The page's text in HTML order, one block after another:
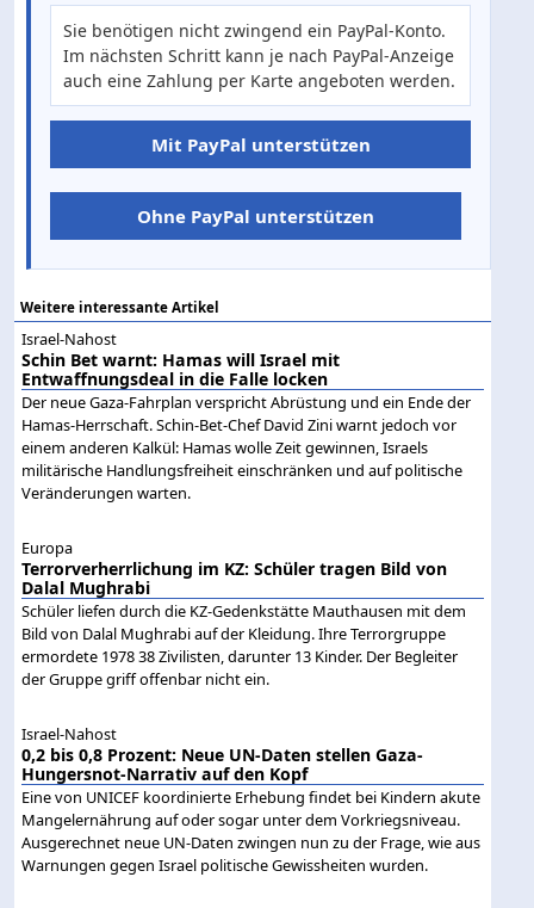
Sie benötigen nicht zwingend ein PayPal-Konto.
Im nächsten Schritt kann je nach PayPal-Anzeige
auch eine Zahlung per Karte angeboten werden.
Mit PayPal unterstützen
Ohne PayPal unterstützen
Weitere interessante Artikel
Israel-Nahost
Schin Bet warnt: Hamas will Israel mit
Entwaffnungsdeal in die Falle locken
Der neue Gaza-Fahrplan verspricht Abrüstung und ein Ende der
Hamas-Herrschaft. Schin-Bet-Chef David Zini warnt jedoch vor
einem anderen Kalkül: Hamas wolle Zeit gewinnen, Israels
militärische Handlungsfreiheit einschränken und auf politische
Veränderungen warten.
Europa
Terrorverherrlichung im KZ: Schüler tragen Bild von
Dalal Mughrabi
Schüler liefen durch die KZ-Gedenkstätte Mauthausen mit dem
Bild von Dalal Mughrabi auf der Kleidung. Ihre Terrorgruppe
ermordete 1978 38 Zivilisten, darunter 13 Kinder. Der Begleiter
der Gruppe griff offenbar nicht ein.
Israel-Nahost
0,2 bis 0,8 Prozent: Neue UN-Daten stellen Gaza-
Hungersnot-Narrativ auf den Kopf
Eine von UNICEF koordinierte Erhebung findet bei Kindern akute
Mangelernährung auf oder sogar unter dem Vorkriegsniveau.
Ausgerechnet neue UN-Daten zwingen nun zu der Frage, wie aus
Warnungen gegen Israel politische Gewissheiten wurden.